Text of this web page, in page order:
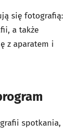
się fotografią:
a także
z aparatem i
spotkania,